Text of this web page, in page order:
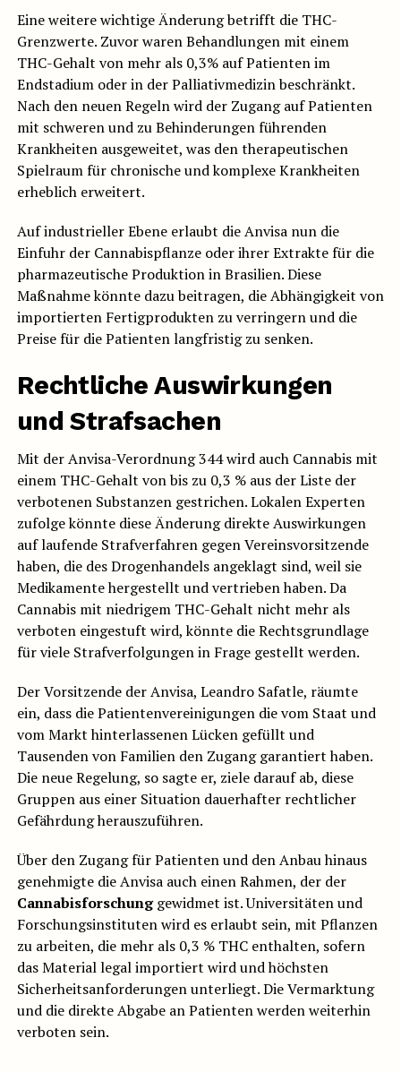
Eine weitere wichtige Änderung betrifft die THC-
Grenzwerte. Zuvor waren Behandlungen mit einem
THC-Gehalt von mehr als 0,3% auf Patienten im
Endstadium oder in der Palliativmedizin beschränkt.
Nach den neuen Regeln wird der Zugang auf Patienten
mit schweren und zu Behinderungen führenden
Krankheiten ausgeweitet, was den therapeutischen
Spielraum für chronische und komplexe Krankheiten
erheblich erweitert.
Auf industrieller Ebene erlaubt die Anvisa nun die
Einfuhr der Cannabispflanze oder ihrer Extrakte für die
pharmazeutische Produktion in Brasilien. Diese
Maßnahme könnte dazu beitragen, die Abhängigkeit von
importierten Fertigprodukten zu verringern und die
Preise für die Patienten langfristig zu senken.
Rechtliche Auswirkungen
und Strafsachen
Mit der Anvisa-Verordnung 344 wird auch Cannabis mit
einem THC-Gehalt von bis zu 0,3 % aus der Liste der
verbotenen Substanzen gestrichen. Lokalen Experten
zufolge könnte diese Änderung direkte Auswirkungen
auf laufende Strafverfahren gegen Vereinsvorsitzende
haben, die des Drogenhandels angeklagt sind, weil sie
Medikamente hergestellt und vertrieben haben. Da
Cannabis mit niedrigem THC-Gehalt nicht mehr als
verboten eingestuft wird, könnte die Rechtsgrundlage
für viele Strafverfolgungen in Frage gestellt werden.
Der Vorsitzende der Anvisa, Leandro Safatle, räumte
ein, dass die Patientenvereinigungen die vom Staat und
vom Markt hinterlassenen Lücken gefüllt und
Tausenden von Familien den Zugang garantiert haben.
Die neue Regelung, so sagte er, ziele darauf ab, diese
Gruppen aus einer Situation dauerhafter rechtlicher
Gefährdung herauszuführen.
Über den Zugang für Patienten und den Anbau hinaus
genehmigte die Anvisa auch einen Rahmen, der der
Cannabisforschunggewidmet ist. Universitäten und
Forschungsinstituten wird es erlaubt sein, mit Pflanzen
zu arbeiten, die mehr als 0,3 % THC enthalten, sofern
das Material legal importiert wird und höchsten
Sicherheitsanforderungen unterliegt. Die Vermarktung
und die direkte Abgabe an Patienten werden weiterhin
verboten sein.